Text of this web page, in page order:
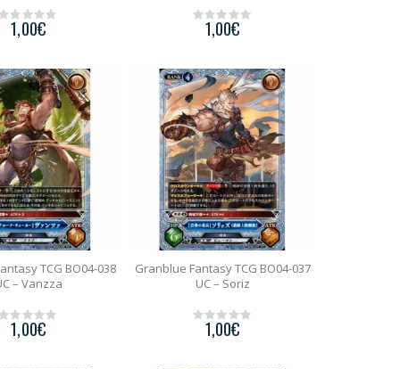
1,00€
t
o
f
5
1,00€
TCG BO04-038
– Vanzza
1,00€
Granblue Fantasy TCG BO04-037
UC – Soriz
1,00€